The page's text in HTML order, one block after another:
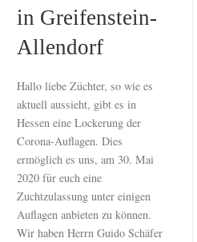
in Greifenstein-
Allendorf
Hallo liebe Züchter, so wie es
aktuell aussieht, gibt es in
Hessen eine Lockerung der
Corona-Auflagen. Dies
ermöglich es uns, am 30. Mai
2020 für euch eine
Zuchtzulassung unter einigen
Auflagen anbieten zu können.
Wir haben Herrn Guido Schäfer